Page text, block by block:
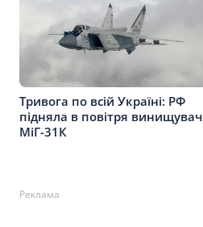
Тривога по всій Україні: РФ
підняла в повітря винищувач
МіГ-31К
Реклама